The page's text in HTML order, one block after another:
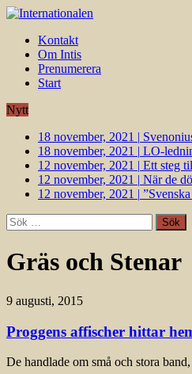
Kontakt
Om Intis
Prenumerera
Start
Nytt
18 november, 2021 |
18 november, 2021 | LO-
12 november, 2021 | Ett steg
12 november, 2021 | När de
12 november, 2021 |
Sök
efter:
Gräs och Stenar
9 augusti, 2015
Proggens affischer hittar
De handlade om små och stora